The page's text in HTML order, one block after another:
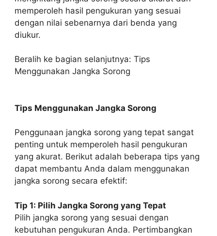
memperoleh hasil pengukuran yang sesuai
dengan nilai sebenarnya dari benda yang
diukur.
Beralih ke bagian selanjutnya: Tips
Menggunakan Jangka Sorong
Tips Menggunakan Jangka Sorong
Penggunaan jangka sorong yang tepat sangat
penting untuk memperoleh hasil pengukuran
yang akurat. Berikut adalah beberapa tips yang
dapat membantu Anda dalam menggunakan
jangka sorong secara efektif:
Tip 1: Pilih Jangka Sorong yang Tepat
Pilih jangka sorong yang sesuai dengan
kebutuhan pengukuran Anda. Pertimbangkan